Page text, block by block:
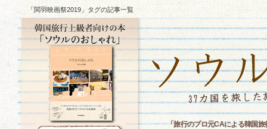
「関羽映画祭2019」タグの記事一覧
「旅行のプロ元CAによる韓国